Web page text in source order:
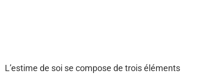
L’estime de soi se compose de trois éléments